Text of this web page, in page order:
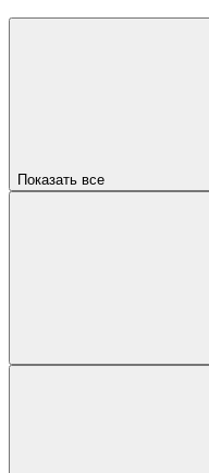
Показать все